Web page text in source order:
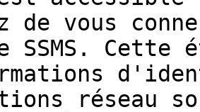
de vous
SSMS. Cette
réseau